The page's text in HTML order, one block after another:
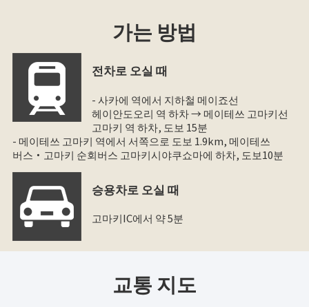
가는 방법
전차로 오실 때
- 사카에 역에서 지하철 메이죠선
헤이안도오리 역 하차 → 메이테쓰 고마키선
고마키 역 하차, 도보 15분
- 메이테쓰 고마키 역에서 서쪽으로 도보 1.9km, 메이테쓰
버스・고마키 순회버스 고마키시야쿠쇼마에 하차, 도보10분
승용차로 오실 때
고마키IC에서 약 5분
교통 지도